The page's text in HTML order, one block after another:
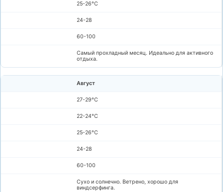
25-26°C
24-28
60-100
Самый прохладный месяц. Идеально для активного
отдыха.
Август
27-29°C
22-24°C
25-26°C
24-28
60-100
Сухо и солнечно. Ветрено, хорошо для
виндсерфинга.